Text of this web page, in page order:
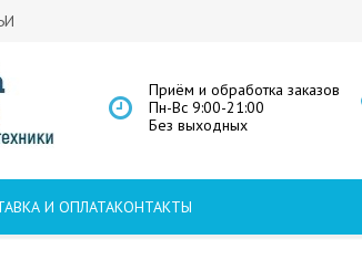
Приём и обработка заказов
Пн-Вс 9:00-21:00
Без выходных
И ОПЛАТАКОНТАКТЫ